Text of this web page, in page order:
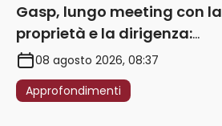
Gasp, lungo meeting con la
proprietà e la dirigenza:
obbligatorio l’acquisto di
un’ala sinistra
08 agosto 2026, 08:37
Approfondimenti